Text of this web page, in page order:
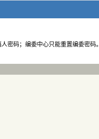
密码；编委中心只能重置编委密码。